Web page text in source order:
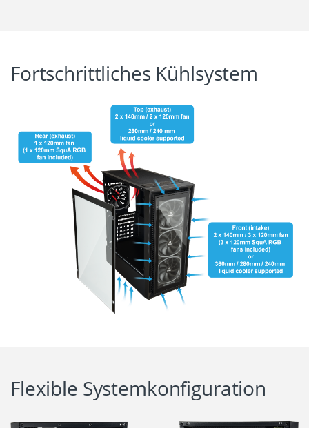
Fortschrittliches Kühlsystem
Flexible Systemkonfiguration